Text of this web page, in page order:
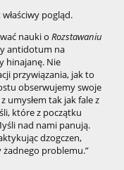
pogląd.
nauki o Rozstawaniu
antidotum na
hinajanę. Nie
przywiązania, jak to
obserwujemy swoje
umysłem tak jak fale z
które z początku
nad nami panują.
dzogczen,
problemu.”